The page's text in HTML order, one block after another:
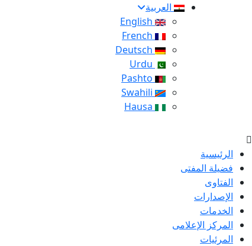
العربية
الرئيسية
فضيلة المفتى
الفتاوى
الإصدارات
الخدمات
المركز الإعلامى
المرئيات